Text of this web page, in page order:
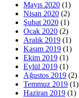
Mayıs 2020 (1)
Nisan 2020 (2)
Şubat 2020 (1)
Ocak 2020 (2)
Aralık 2019 (1)
Kasım 2019 (1)
Ekim 2019 (1)
Eylül 2019 (1)
Ağustos 2019 (2)
Temmuz 2019 (1)
Haziran 2019 (1)